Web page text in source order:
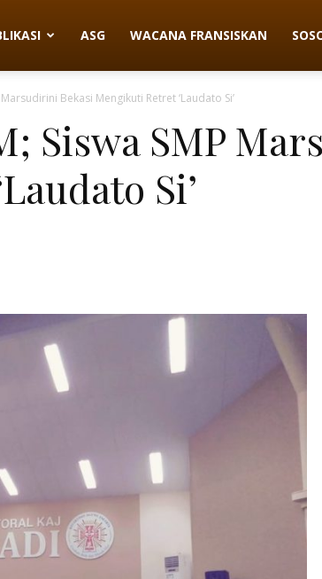
ASG WACANA FRANSISKAN
Marsudirini Bekasi Mengikuti Retret ‘Laudato Si’
Siswa SMP
Si’